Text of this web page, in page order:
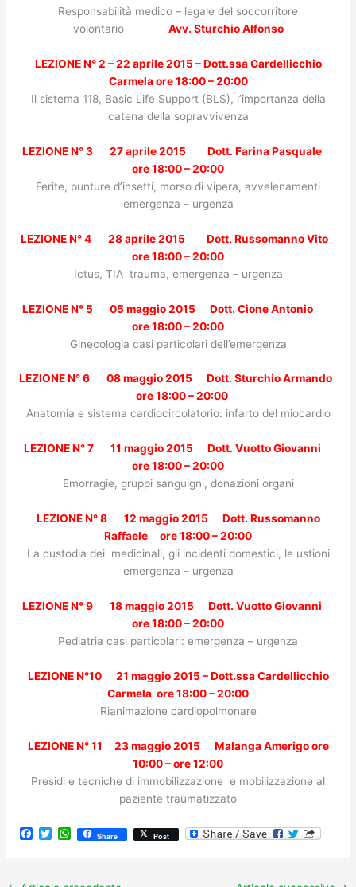
Responsabilità medico – legale del soccorritore
volontario Avv. Sturchio Alfonso
LEZIONE N° 2 – 22 aprile 2015 –Dott.ssa Cardellicchio
Carmelaore 18:00 – 20:00
Il sistema 118, Basic Life Support (BLS), l’importanza della
catena della sopravvivenza
LEZIONE N° 3 27 aprile 2015 Dott. Farina Pasquale
ore 18:00 – 20:00
Ferite, punture d’insetti, morso di vipera, avvelenamenti
emergenza – urgenza
LEZIONE N° 4 28 aprile 2015 Dott. Russomanno Vito
ore 18:00 – 20:00
Ictus, TIA trauma, emergenza – urgenza
LEZIONE N° 5 05 maggio 2015 Dott. Cione Antonio
ore 18:00 – 20:00
Ginecologia casi particolari dell’emergenza
LEZIONE N° 6 08 maggio 2015 Dott. Sturchio Armando
ore 18:00 – 20:00
Anatomia e sistema cardiocircolatorio: infarto del miocardio
LEZIONE N° 7 11 maggio 2015 Dott. Vuotto Giovanni
ore 18:00 – 20:00
Emorragie, gruppi sanguigni, donazioni organi
LEZIONE N° 8 12 maggio 2015 Dott. Russomanno
Raffaele ore 18:00 – 20:00
La custodia dei medicinali, gli incidenti domestici, le ustioni
emergenza – urgenza
LEZIONE N° 9 18 maggio 2015 Dott. Vuotto Giovanni
ore 18:00 – 20:00
Pediatria casi particolari: emergenza – urgenza
LEZIONE N°10 21 maggio 2015 –Dott.ssa Cardellicchio
Carmela ore 18:00 – 20:00
Rianimazione cardiopolmonare
LEZIONE N° 11 23 maggio 2015 Malanga Amerigo ore
10:00 – ore 12:00
Presidi e tecniche di immobilizzazione e mobilizzazione al
paziente traumatizzato
F
T
W
h
Share Post